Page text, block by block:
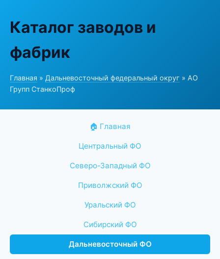
Каталог заводов и
фабрик
Главная » Дальневосточный федеральный округ » АО
Групп СтанкоПроф
🏠 Главная
Центральный ФО
Северо-Западный ФО
Приволжский ФО
Уральский ФО
Сибирский ФО
Дальневосточный ФО